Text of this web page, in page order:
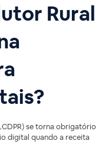
Rural
se torna obrigatório
digital quando a receita